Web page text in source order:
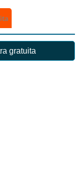
gratuita